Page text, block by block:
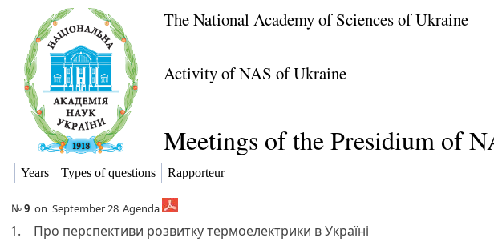
The National Academy of Sciences of Ukraine
Activity of NAS of Ukraine
Meetings of the Presidium of
Years Types of questions Rapporteur
№9 on September 28 Agenda
1. Про перспективи розвитку термоелектрики в Україні